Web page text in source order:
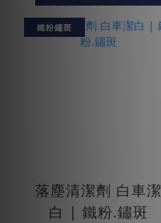
鐵粉鏽斑
落塵清潔劑 白車潔
白 | 鐵粉.鏽斑